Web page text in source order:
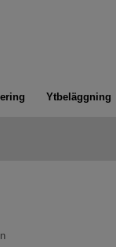
Ytbeläggning